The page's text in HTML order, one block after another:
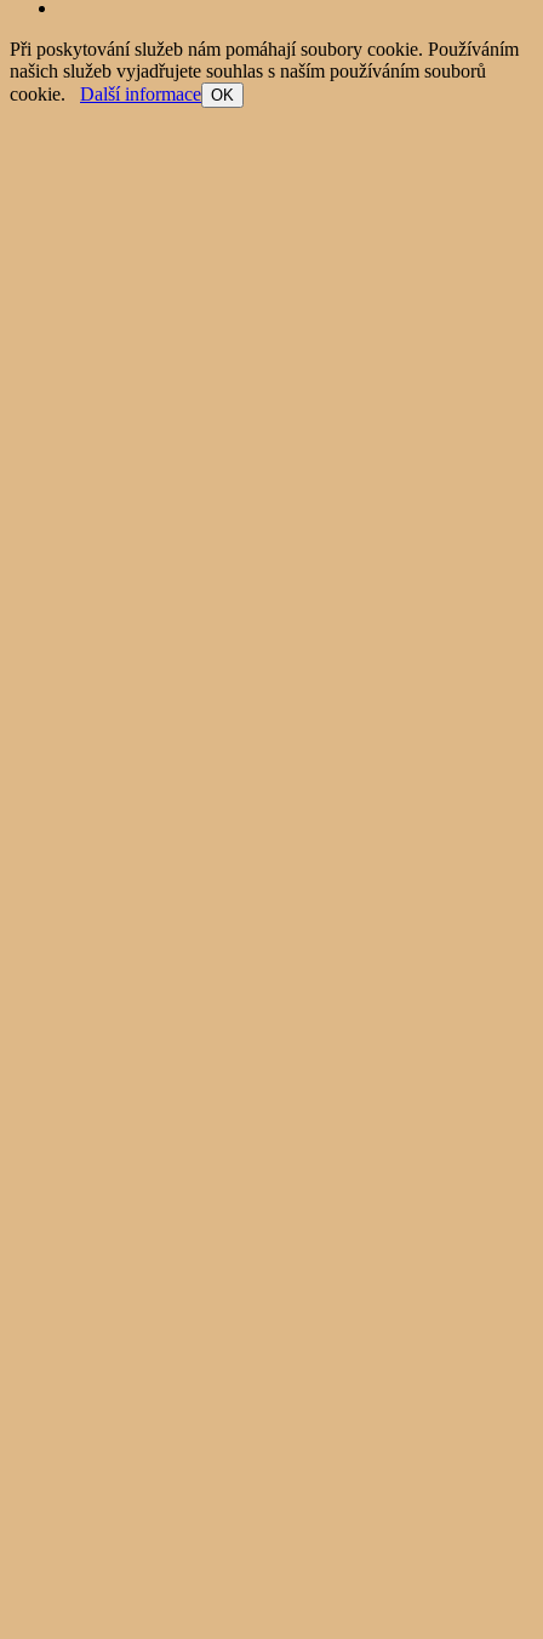
Při poskytování služeb nám pomáhají soubory cookie. Používáním
našich služeb vyjadřujete souhlas s naším používáním souborů
cookie. Další informace